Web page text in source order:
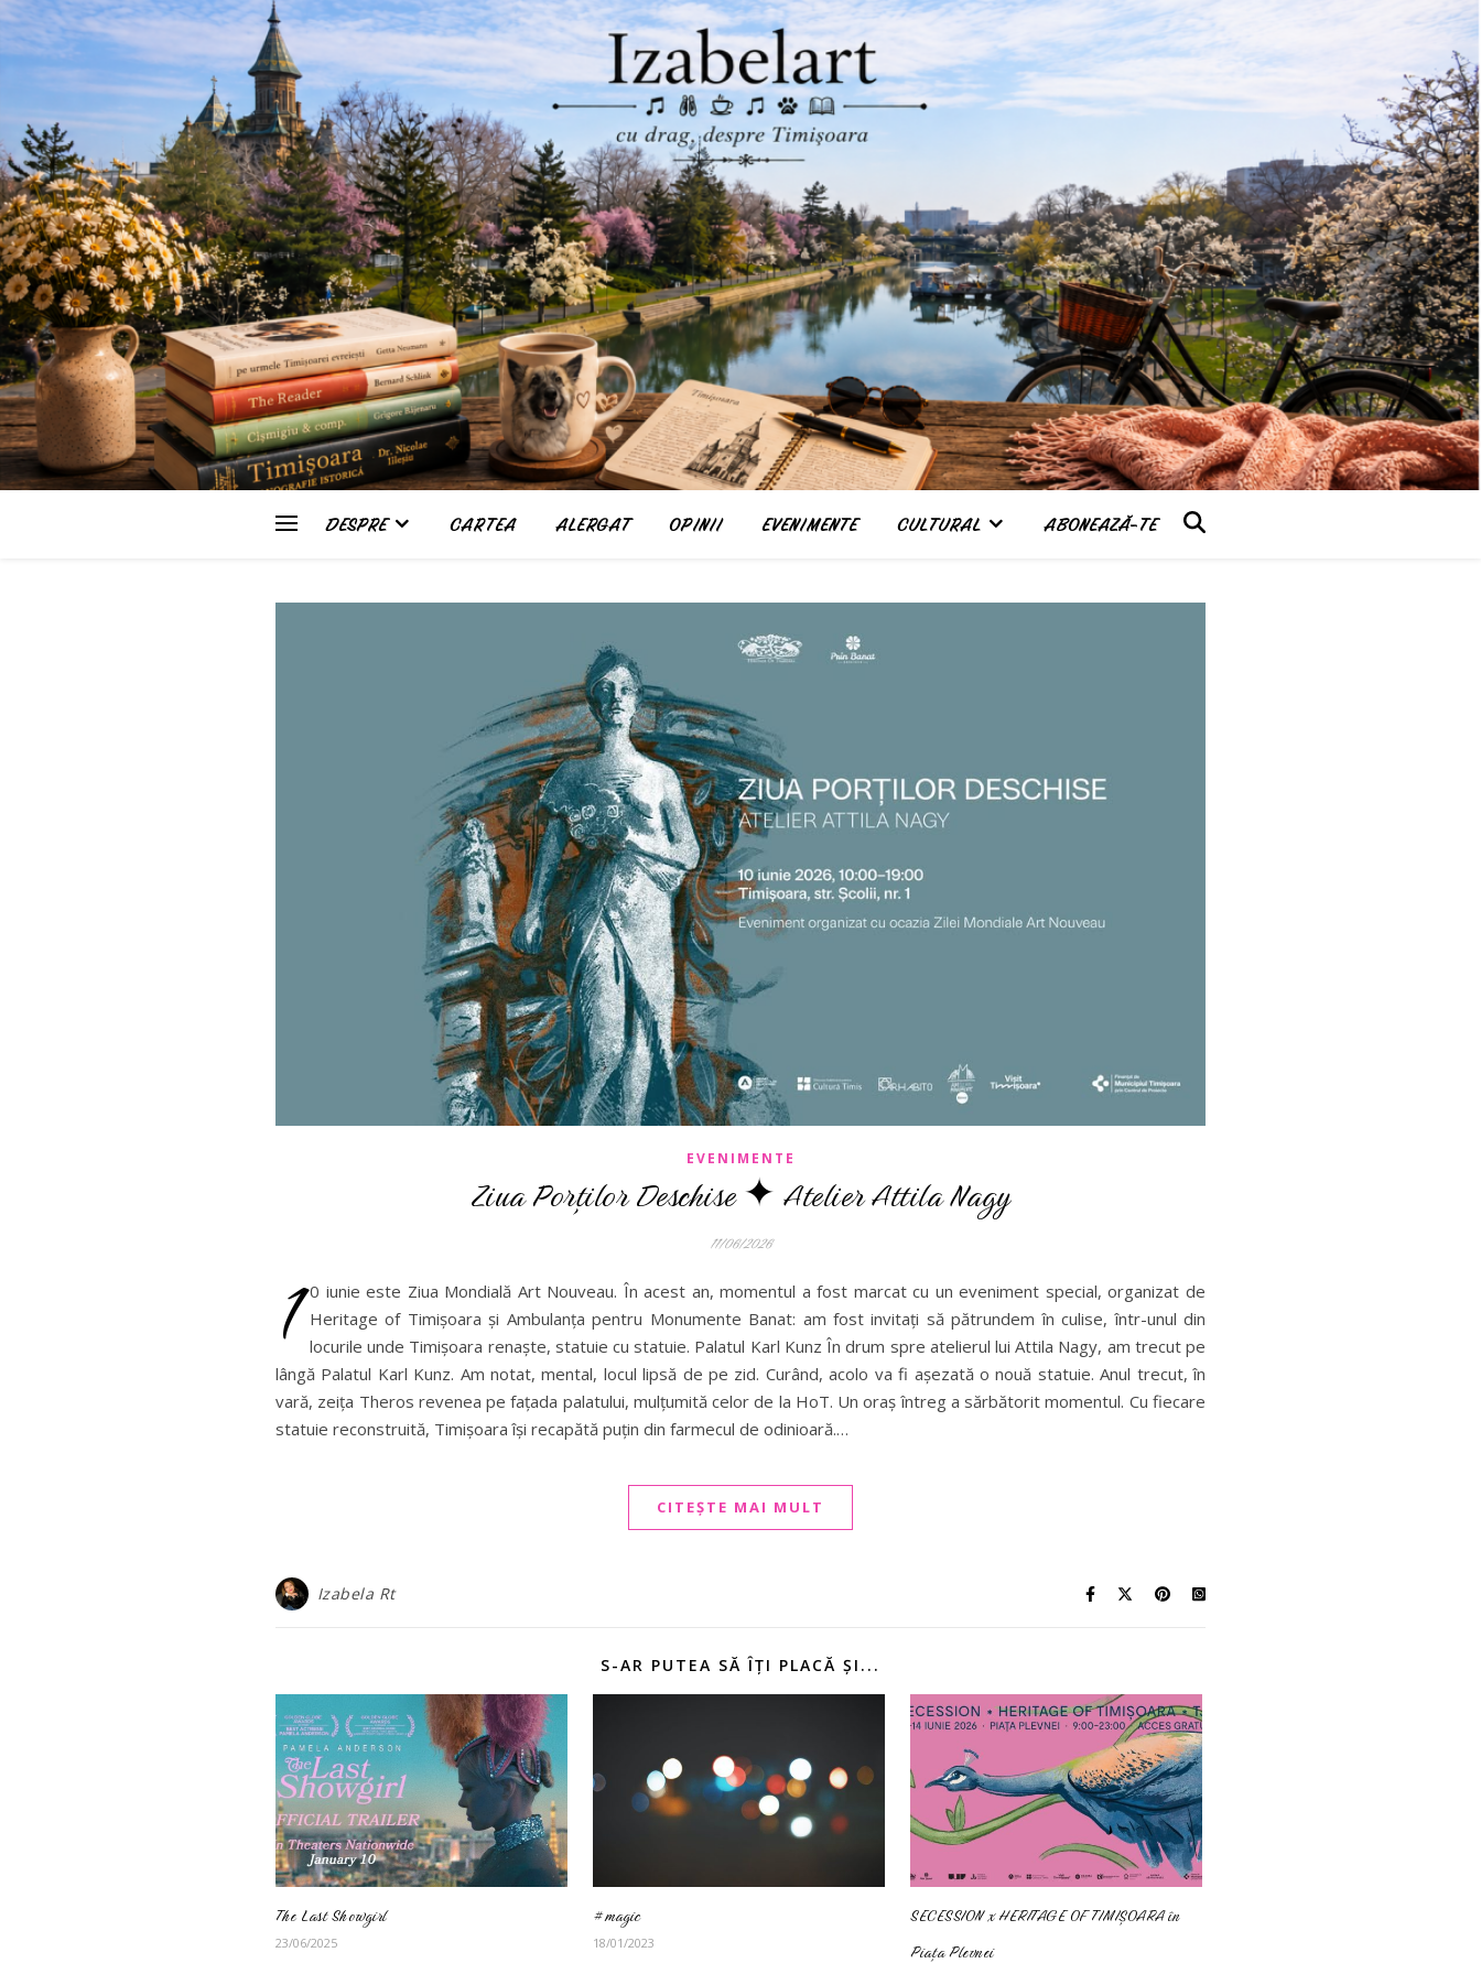
DESPRE CARTEA ALERGAT OPINII EVENIMENTE CULTURAL ABONEAZĂ-TE
EVENIMENTE
Ziua Porților Deschise ✦ Atelier Attila Nagy
11/06/2026
1 0 iunie este Ziua Mondială Art Nouveau. În acest an, momentul a fost marcat cu un eveniment special, organizat de
Heritage of Timișoara și Ambulanța pentru Monumente Banat: am fost invitați să pătrundem în culise, într-unul din
locurile unde Timișoara renaște, statuie cu statuie. Palatul Karl Kunz În drum spre atelierul lui Attila Nagy, am trecut pe
lângă Palatul Karl Kunz. Am notat, mental, locul lipsă de pe zid. Curând, acolo va fi așezată o nouă statuie. Anul trecut, în
vară, zeița Theros revenea pe fațada palatului, mulțumită celor de la HoT. Un oraș întreg a sărbătorit momentul. Cu fiecare
statuie reconstruită, Timișoara își recapătă puțin din farmecul de odinioară.…
CITEȘTE MAI MULT
Izabela Rt
S-AR PUTEA SĂ ÎȚI PLACĂ ȘI...
The Last Showgirl
23/06/2025
#magic
18/01/2023
SECESSION x HERITAGE OF TIMIȘOARA în
Piața Plevnei